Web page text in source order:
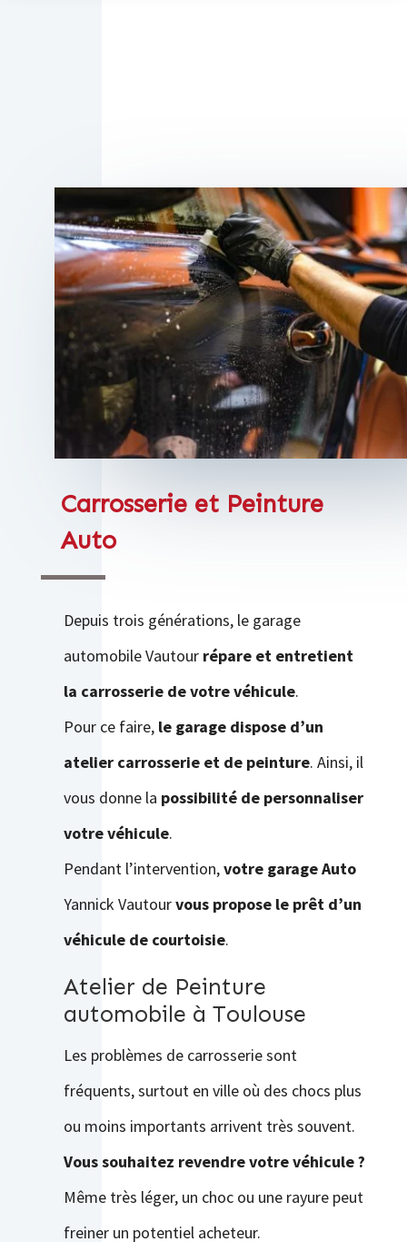
Carrosserie et Peinture
Auto
Depuis trois générations, le garage
automobile Vautour répare et entretient
la carrosserie de votre véhicule.
Pour ce faire, le garage dispose d’un
atelier carrosserie et de peinture. Ainsi, il
vous donne la possibilité de personnaliser
votre véhicule.
Pendant l’intervention,votre garage Auto
Yannick Vautourvous propose le prêt d’un
véhicule de courtoisie.
Atelier de Peinture
automobile à Toulouse
Les problèmes de carrosserie sont
fréquents, surtout en ville où des chocs plus
ou moins importants arrivent très souvent.
Vous souhaitez revendre votre véhicule ?
Même très léger, un choc ou une rayure peut
freiner un potentiel acheteur.